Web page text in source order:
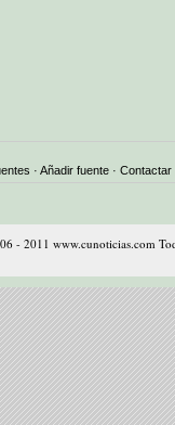
· Añadir fuente · Contactar
- 2011 www.cunoticias.com